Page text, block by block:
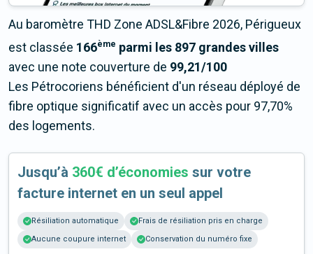
Au baromètre THD Zone ADSL&Fibre 2026, Périgueux
est classée 166ème parmi les 897 grandes villes
avec une note couverture de 99,21/100
Les Pétrocoriens bénéficient d'un réseau déployé de
fibre optique significatif avec un accès pour 97,70%
des logements.
Jusqu’à 360€ d’économies sur votre
facture internet en un seul appel
Résiliation automatique
Frais de résiliation pris en charge
Aucune coupure internet
Conservation du numéro fixe